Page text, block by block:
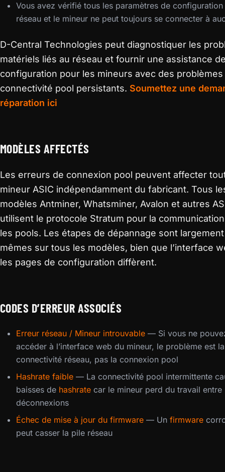
Vous avez vérifié tous les paramètres de configuration
réseau et le mineur ne peut toujours se connecter à
D-Central Technologies peut diagnostiquer les
matériels liés au réseau et fournir une assistance
configuration pour les mineurs avec des problèmes
connectivité pool persistants. Soumettez une
réparation ici
MODÈLES AFFECTÉS
Les erreurs de connexion pool peuvent affecter
mineur ASIC indépendamment du fabricant. Tous
modèles Antminer, Whatsminer, Avalon et autres
utilisent le protocole Stratum pour la
les pools. Les étapes de dépannage sont
mêmes sur tous les modèles, bien que l’interface
les pages de configuration diffèrent.
CODES D’ERREUR ASSOCIÉS
Erreur réseau / Mineur introuvable — Si vous ne
accéder à l’interface web du mineur, le problème est la
connectivité réseau, pas la connexion pool
Hashrate faible — La connectivité pool intermittente
baisses de hashrate car le mineur perd du travail entre
déconnexions
Échec de mise à jour du firmware — Un firmware
peut casser la pile réseau